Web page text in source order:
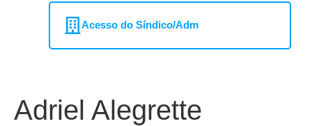
Acesso do Síndico/Adm
Adriel Alegrette